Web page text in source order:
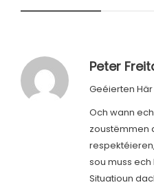
Peter
Geéierten Här
Och wann
zoustëmmen
sou muss ech
Situatioun